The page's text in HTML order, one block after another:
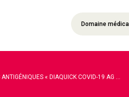
Domaine médical
« DIAQUICK COVID-19 AG ...